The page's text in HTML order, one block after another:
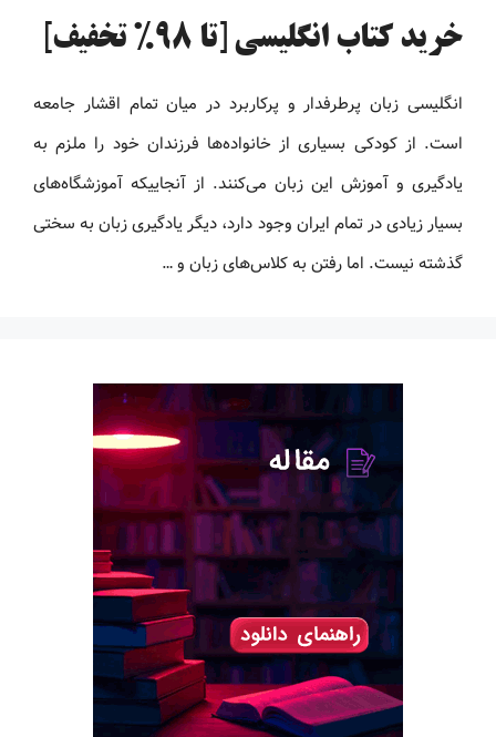
خرید کتاب انگلیسی [تا 98% تخفیف]
انگلیسی زبان پرطرفدار و پرکاربرد در میان تمام اقشار جامعه
است. از کودکی بسیاری از خانواده‌ها فرزندان خود را ملزم به
یادگیری و آموزش این زبان می‌کنند. از آنجاییکه آموزشگاه‌های
بسیار زیادی در تمام ایران وجود دارد، دیگر یادگیری زبان به سختی
گذشته نیست. اما رفتن به کلاس‌های زبان و …